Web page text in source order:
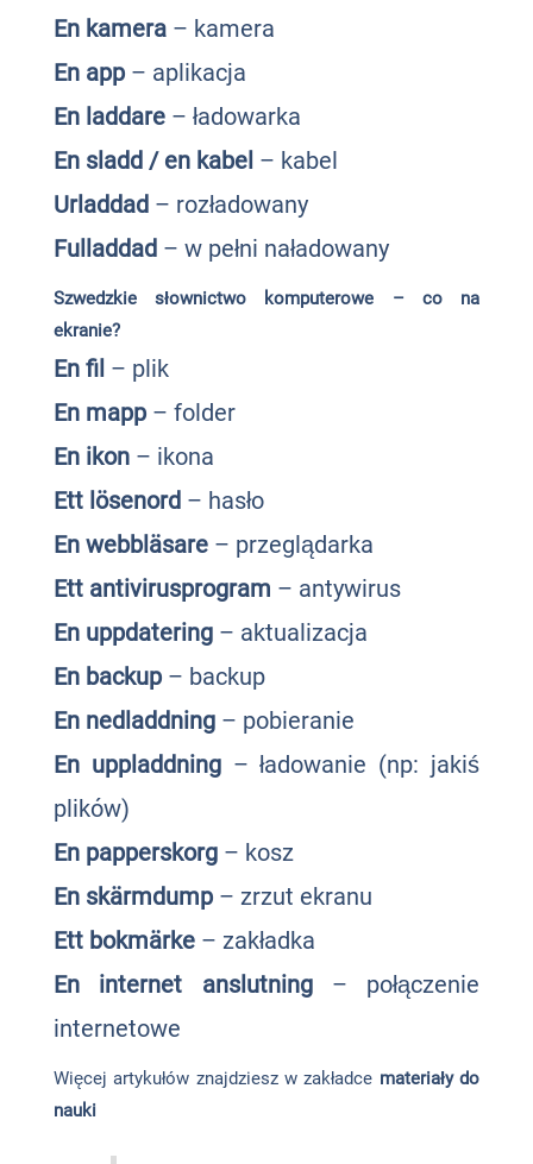
En kamera– kamera
En app– aplikacja
En laddare – ładowarka
En sladd / en kabel – kabel
Urladdad – rozładowany
Fulladdad – w pełni naładowany
Szwedzkie słownictwo komputerowe – co na
ekranie?
En fil – plik
En mapp – folder
En ikon – ikona
Ett lösenord– hasło
En webbläsare – przeglądarka
Ett antivirusprogram – antywirus
En uppdatering– aktualizacja
En backup– backup
En nedladdning – pobieranie
En uppladdning– ładowanie (np: jakiś
plików)
En papperskorg– kosz
En skärmdump – zrzut ekranu
Ett bokmärke – zakładka
En internet anslutning– połączenie
internetowe
Więcej artykułów znajdziesz w zakładce materiały do
nauki